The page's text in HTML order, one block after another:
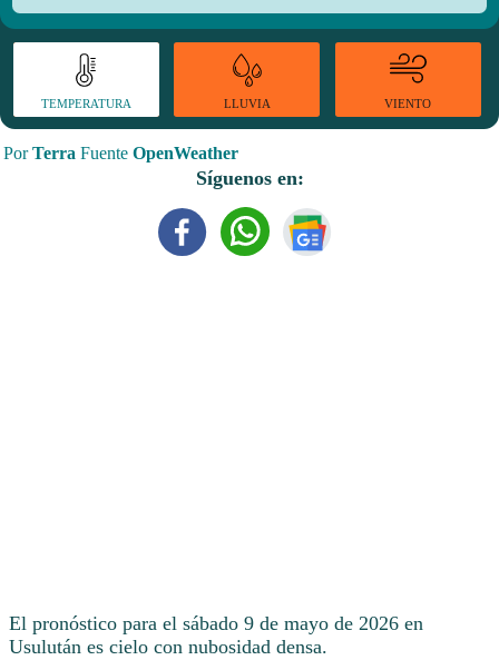
TEMPERATURA LLUVIA VIENTO
PorTerra Fuente OpenWeather
Síguenos en:
El pronóstico para el sábado 9 de mayo de 2026 en
Usulután es cielo con nubosidad densa.